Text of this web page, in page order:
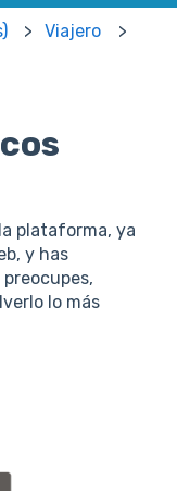
Viajero
plataforma, ya
y has
lo más